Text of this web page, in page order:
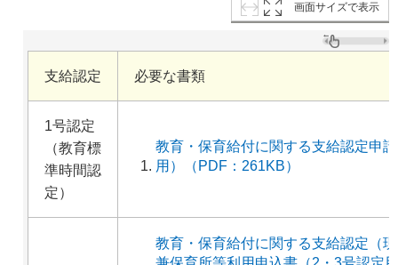
画面サイズで表示
支給認定 必要な書類
1号認定
（教育標
準時間認
定）
教育・保育給付に関する支給認定申
用）（PDF：261KB）
教育・保育給付に関する支給認定（